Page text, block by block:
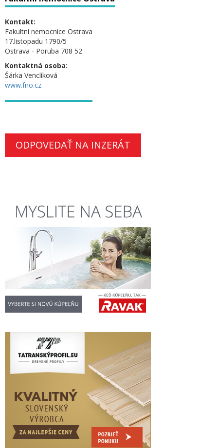
Kontakt:
Fakultní nemocnice Ostrava
17.listopadu 1790/5
Ostrava - Poruba 708 52
Kontaktná osoba:
Šárka Venclíková
www.fno.cz
ODPOVEDAŤ NA INZERÁT